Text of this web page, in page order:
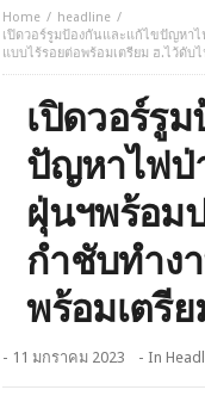
Home
headline
เปิดวอร์รูมป้องกันและแก้ไขปัญหา
แบบไร้รอยต่อพร้อมเตรียม ฮ.ไว้ดับไ
เปิดวอร์รู
ปัญหาไฟป่
ฝุ่นฯพร้อม
กำชับทำง
พร้อมเตรี
- 11 มกราคม 2023 - In